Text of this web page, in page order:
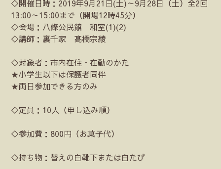
◇開催日時：2019年9月21日(土)～9月28日（土）全2回
13:00～15:00まで（開場12時45分）
◇会場：八條公民館 和室(1)(2)
◇講師：裏千家 髙橋宗綾
◇対象者：市内在住・在勤のかた
★小学生以下は保護者同伴
★両日参加できる方のみ
◇定員：10人（申し込み順）
◇参加費：800円（お菓子代）
◇持ち物：替えの白靴下または白たび